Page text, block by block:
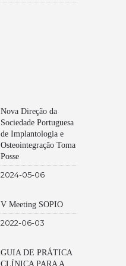
Nova Direção da
Sociedade Portuguesa
de Implantologia e
Osteointegração Toma
Posse
2024-05-06
V Meeting SOPIO
2022-06-03
GUIA DE PRÁTICA
CLÍNICA PARA A